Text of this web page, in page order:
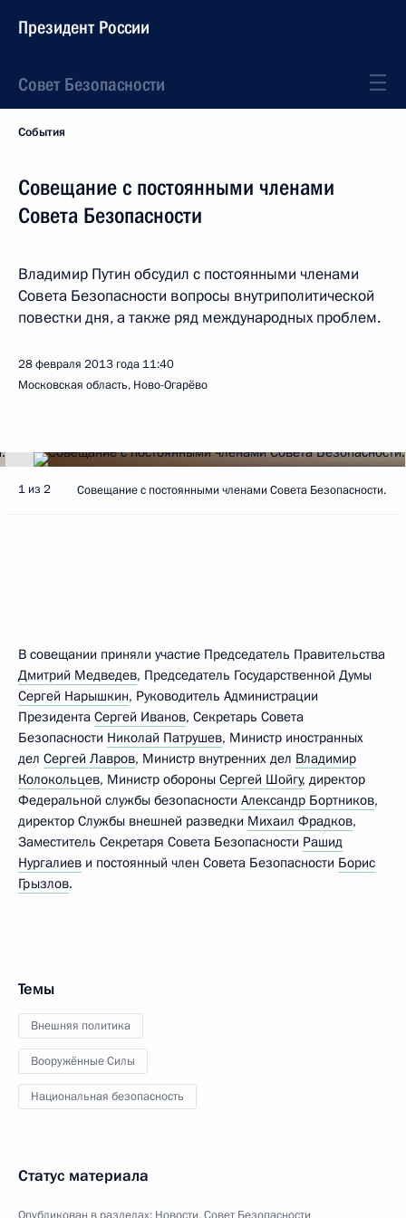
Президент России
Совет Безопасности
События
Совещание с постоянными членами
Совета Безопасности
Владимир Путин обсудил с постоянными членами
Совета Безопасности вопросы внутриполитической
повестки дня, а также ряд международных проблем.
28 февраля 2013 года 11:40
Московская область, Ново-Огарёво
1 из 2 Совещание с постоянными членами Совета Безопасности.
В совещании приняли участие Председатель Правительства
Дмитрий Медведев, Председатель Государственной Думы
Сергей Нарышкин, Руководитель Администрации
Президента Сергей Иванов, Секретарь Совета
Безопасности Николай Патрушев, Министр иностранных
дел Сергей Лавров, Министр внутренних дел Владимир
Колокольцев, Министр обороны Сергей Шойгу, директор
Федеральной службы безопасности Александр Бортников,
директор Службы внешней разведки Михаил Фрадков,
Заместитель Секретаря Совета Безопасности Рашид
Нургалиев и постоянный член Совета Безопасности Борис
Грызлов.
Темы
Внешняя политика
Вооружённые Силы
Национальная безопасность
Статус материала